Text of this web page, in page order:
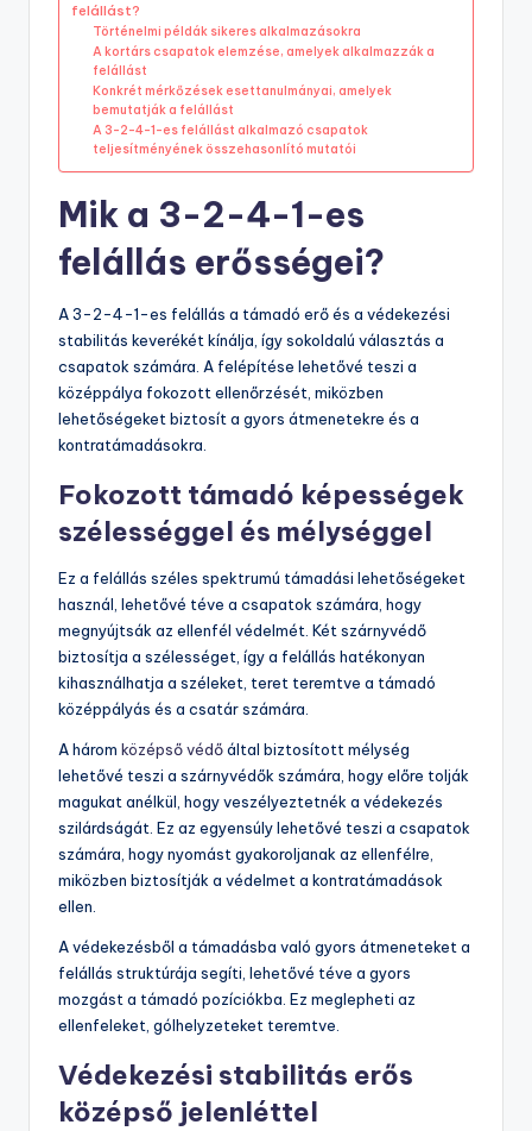
felállást?
Történelmi példák sikeres alkalmazásokra
A kortárs csapatok elemzése, amelyek alkalmazzák a
felállást
Konkrét mérkőzések esettanulmányai, amelyek
bemutatják a felállást
A 3-2-4-1-es felállást alkalmazó csapatok
teljesítményének összehasonlító mutatói
Mik a 3-2-4-1-es
felállás erősségei?
A 3-2-4-1-es felállás a támadó erő és a védekezési
stabilitás keverékét kínálja, így sokoldalú választás a
csapatok számára. A felépítése lehetővé teszi a
középpálya fokozott ellenőrzését, miközben
lehetőségeket biztosít a gyors átmenetekre és a
kontratámadásokra.
Fokozott támadó képességek
szélességgel és mélységgel
Ez a felállás széles spektrumú támadási lehetőségeket
használ, lehetővé téve a csapatok számára, hogy
megnyújtsák az ellenfél védelmét. Két szárnyvédő
biztosítja a szélességet, így a felállás hatékonyan
kihasználhatja a széleket, teret teremtve a támadó
középpályás és a csatár számára.
A három középső védőáltal biztosított mélység
lehetővé teszi a szárnyvédők számára, hogy előre tolják
magukat anélkül, hogy veszélyeztetnék a védekezés
szilárdságát. Ez az egyensúly lehetővé teszi a csapatok
számára, hogy nyomást gyakoroljanak az ellenfélre,
miközben biztosítják a védelmet a kontratámadások
ellen.
A védekezésből a támadásba való gyors átmeneteket a
felállás struktúrája segíti, lehetővé téve a gyors
mozgást a támadó pozíciókba. Ez meglepheti az
ellenfeleket, gólhelyzeteket teremtve.
Védekezési stabilitás erős
középső jelenléttel